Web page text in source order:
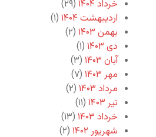
خرداد ۱۴۰۴
(۲۹)
اردیبهشت ۱۴۰۴
(۱)
بهمن ۱۴۰۳
(۲)
دی ۱۴۰۳
(۱)
آبان ۱۴۰۳
(۳)
مهر ۱۴۰۳
(۷)
مرداد ۱۴۰۳
(۲)
تیر ۱۴۰۳
(۱۱)
خرداد ۱۴۰۳
(۱۳)
شهریور ۱۴۰۲
(۲)